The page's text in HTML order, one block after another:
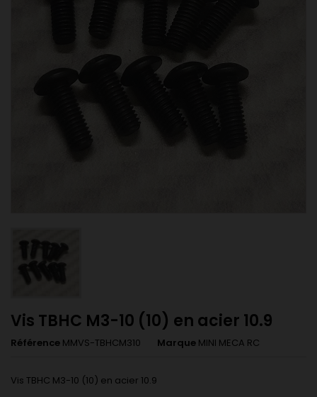
Vis TBHC M3-10 (10) en acier 10.9
Référence MMVS-TBHCM310 Marque MINI MECA RC
Vis TBHC M3-10 (10) en acier 10.9